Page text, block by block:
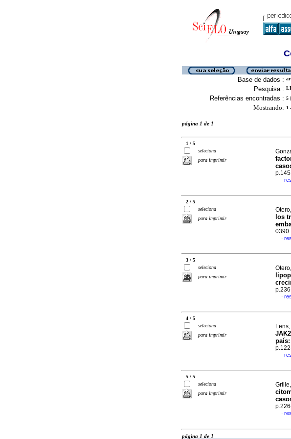
Base de dados :
Pesquisa :
Referências encontradas : 5 [
Mostrando: 1
página 1 de 1
1 / 5
seleciona
para imprimir
·
2 / 5
seleciona
para imprimir
los
0390
·
3 / 5
seleciona
para imprimir
·
4 / 5
seleciona
para imprimir
país:
·
5 / 5
seleciona
para imprimir
·
página 1 de 1